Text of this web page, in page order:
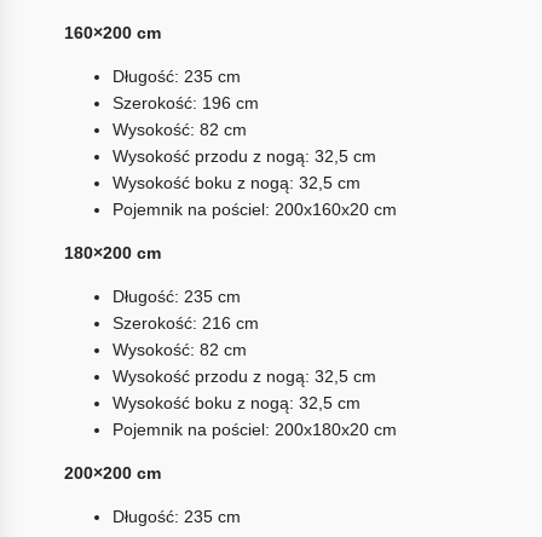
160×200 cm
Długość: 235 cm
Szerokość: 196 cm
Wysokość: 82 cm
Wysokość przodu z nogą: 32,5 cm
Wysokość boku z nogą: 32,5 cm
Pojemnik na pościel: 200x160x20 cm
180×200 cm
Długość: 235 cm
Szerokość: 216 cm
Wysokość: 82 cm
Wysokość przodu z nogą: 32,5 cm
Wysokość boku z nogą: 32,5 cm
Pojemnik na pościel: 200x180x20 cm
200×200 cm
Długość: 235 cm